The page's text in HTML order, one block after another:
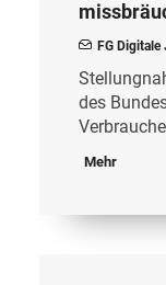
FG
des
Mehr